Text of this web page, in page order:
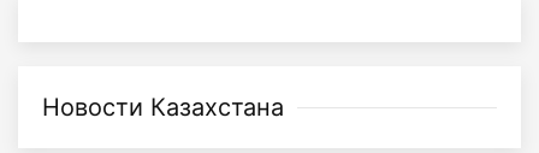
Новости Казахстана